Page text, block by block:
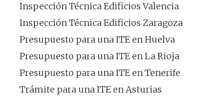
Inspección Técnica Edificios Valencia
Inspección Técnica Edificios Zaragoza
Presupuesto para una ITE en Huelva
Presupuesto para una ITE en La Rioja
Presupuesto para una ITE en Tenerife
Trámite para una ITE en Asturias